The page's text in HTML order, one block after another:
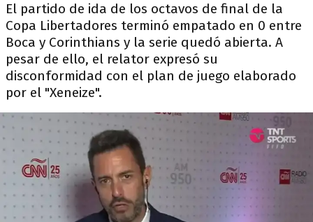
El partido de ida de los octavos de final de la
Copa Libertadores terminó empatado en 0 entre
Boca y Corinthians y la serie quedó abierta. A
pesar de ello, el relator expresó su
disconformidad con el plan de juego elaborado
por el "Xeneize".